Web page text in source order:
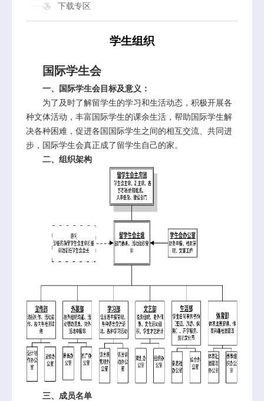
下载专区
学生组织
国际学生会
一、国际学生会目标及意义：
为了及时了解留学生的学习和生活动态，积极开展各
种文体活动，丰富国际学生的课余生活，帮助国际学生解
决各种困难，促进各国国际学生之间的相互交流、共同进
步，国际学生会真正成了留学生自己的家。
二、组织架构
三、成员名单